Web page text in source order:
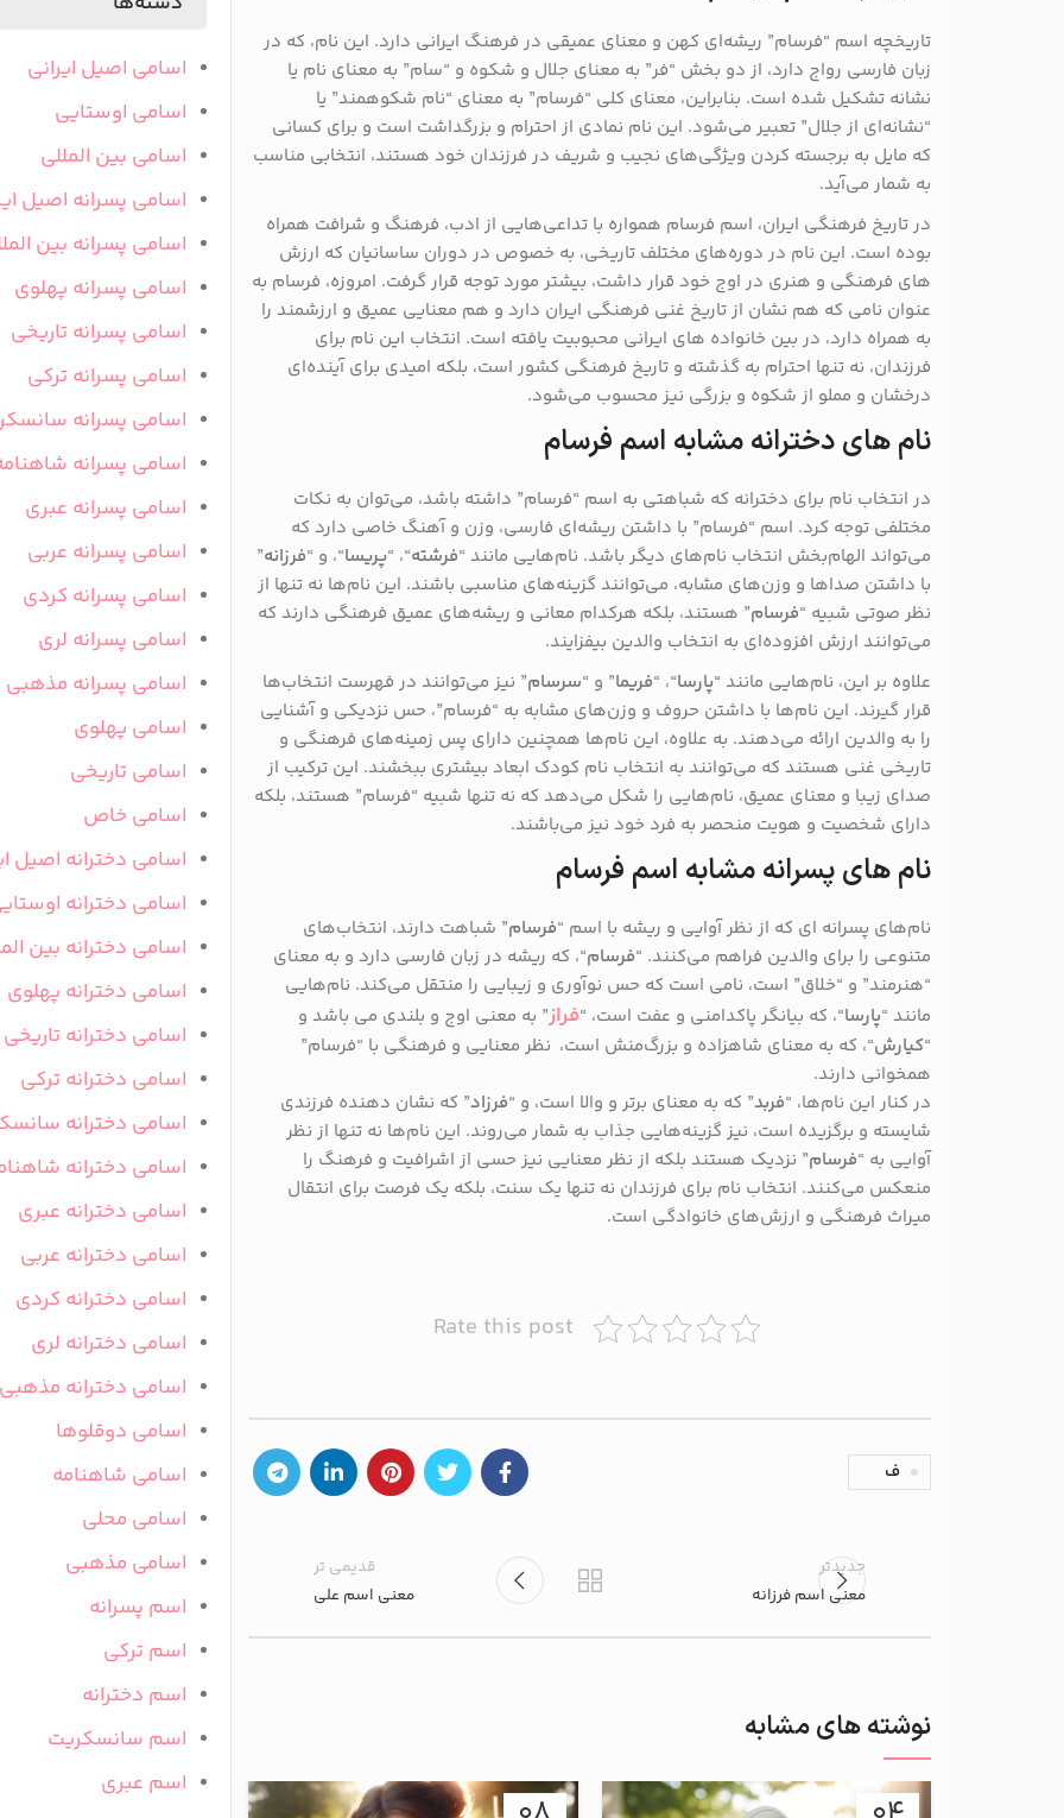
تاریخچه اسم “فرسام” ریشه‌ای کهن و معنای عمیقی در فرهنگ ایرانی دارد. این نام، که در
زبان فارسی رواج دارد، از دو بخش “فر” به معنای جلال و شکوه و “سام” به معنای نام یا
نشانه تشکیل شده است. بنابراین، معنای کلی “فرسام” به معنای “نام شکوهمند” یا
“نشانه‌ای از جلال” تعبیر می‌شود. این نام نمادی از احترام و بزرگداشت است و برای کسانی
که مایل به برجسته کردن ویژگی‌های نجیب و شریف در فرزندان خود هستند، انتخابی مناسب
به شمار می‌آید.
در تاریخ فرهنگی ایران، اسم فرسام همواره با تداعی‌هایی از ادب، فرهنگ و شرافت همراه
بوده است. این نام در دوره‌های مختلف تاریخی، به خصوص در دوران ساسانیان که ارزش‌
های فرهنگی و هنری در اوج خود قرار داشت، بیشتر مورد توجه قرار گرفت. امروزه، فرسام به
عنوان نامی که هم نشان از تاریخ غنی فرهنگی ایران دارد و هم معنایی عمیق و ارزشمند را
به همراه دارد، در بین خانواده‌ های ایرانی محبوبیت یافته است. انتخاب این نام برای
فرزندان، نه تنها احترام به گذشته و تاریخ فرهنگی کشور است، بلکه امیدی برای آینده‌ای
درخشان و مملو از شکوه و بزرگی نیز محسوب می‌شود.
نام های دخترانه مشابه اسم فرسام
در انتخاب نام برای دخترانه که شباهتی به اسم “فرسام” داشته باشد، می‌توان به نکات
مختلفی توجه کرد. اسم “فرسام” با داشتن ریشه‌ای فارسی، وزن و آهنگ خاصی دارد که
می‌تواند الهام‌بخش انتخاب نام‌های دیگر باشد. نام‌هایی مانند “فرشته“، “پریسا“، و “فرزانه”
با داشتن صداها و وزن‌های مشابه، می‌توانند گزینه‌های مناسبی باشند. این نام‌ها نه تنها از
نظر صوتی شبیه “فرسام” هستند، بلکه هرکدام معانی و ریشه‌های عمیق فرهنگی دارند که
می‌توانند ارزش افزوده‌ای به انتخاب والدین بیفزایند.
علاوه بر این، نام‌هایی مانند “پارسا“، “فریما” و “سرسام” نیز می‌توانند در فهرست انتخاب‌ها
قرار گیرند. این نام‌ها با داشتن حروف و وزن‌های مشابه به “فرسام”، حس نزدیکی و آشنایی
را به والدین ارائه می‌دهند. به علاوه، این نام‌ها همچنین دارای پس‌ زمینه‌های فرهنگی و
تاریخی غنی هستند که می‌توانند به انتخاب نام کودک ابعاد بیشتری ببخشند. این ترکیب از
صدای زیبا و معنای عمیق، نام‌هایی را شکل می‌دهد که نه تنها شبیه “فرسام” هستند، بلکه
دارای شخصیت و هویت منحصر به فرد خود نیز می‌باشند.
نام های پسرانه مشابه اسم فرسام
نام‌های پسرانه‌ ای که از نظر آوایی و ریشه با اسم “فرسام” شباهت دارند، انتخاب‌های
متنوعی را برای والدین فراهم می‌کنند. “فرسام“، که ریشه در زبان فارسی دارد و به معنای
“هنرمند” و “خلاق” است، نامی است که حس نوآوری و زیبایی را منتقل می‌کند. نام‌هایی
مانند “پارسا“، که بیانگر پاکدامنی و عفت است، “فراز” به معنی اوج و بلندی می باشد و
“کیارش“، که به معنای شاهزاده و بزرگ‌منش است، نظر معنایی و فرهنگی با “فرسام”
همخوانی دارند.
در کنار این نام‌ها، “فربد” که به معنای برتر و والا است، و “فرزاد” که نشان دهنده فرزندی
شایسته و برگزیده است، نیز گزینه‌هایی جذاب به شمار می‌روند. این نام‌ها نه تنها از نظر
آوایی به “فرسام” نزدیک هستند بلکه از نظر معنایی نیز حسی از اشرافیت و فرهنگ را
منعکس می‌کنند. انتخاب نام برای فرزندان نه تنها یک سنت، بلکه یک فرصت برای انتقال
میراث فرهنگی و ارزش‌های خانوادگی است.
Rate this post
ف
جدیدتر
معنی اسم فرزانه
قدیمی تر
معنی اسم علی
نوشته های مشابه
اسامی اصیل ایرانی
اسامی اوستایی
اسامی بین المللی
اسامی پسرانه اصیل
اسامی پسرانه بین
اسامی پسرانه پهلوی
اسامی پسرانه تاریخی
اسامی پسرانه ترکی
اسامی پسرانه
اسامی پسرانه
اسامی پسرانه عبری
اسامی پسرانه عربی
اسامی پسرانه کردی
اسامی پسرانه لری
اسامی پسرانه مذهبی
اسامی پهلوی
اسامی تاریخی
اسامی خاص
اسامی دخترانه اصیل
اسامی دخترانه
اسامی دخترانه بین
اسامی دخترانه پهلوی
اسامی دخترانه تاریخی
اسامی دخترانه ترکی
اسامی دخترانه
اسامی دخترانه
اسامی دخترانه عبری
اسامی دخترانه عربی
اسامی دخترانه کردی
اسامی دخترانه لری
اسامی دخترانه مذهبی
اسامی دوقلوها
اسامی شاهنامه
اسامی محلی
اسامی مذهبی
اسم پسرانه
اسم ترکی
اسم دخترانه
اسم سانسکریت
اسم عبری